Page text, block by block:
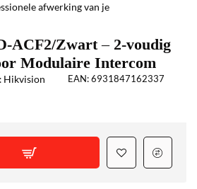
afwerking van je
ACF2/Zwart – 2-voudig
Modulaire Intercom
Hikvision EAN: 6931847162337